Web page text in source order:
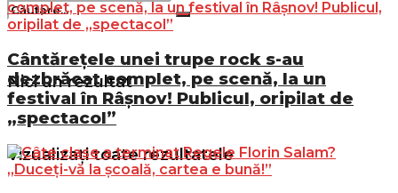
Nici un rezultat
Vizualizați toate rezultatele
Cântărețele unei trupe rock s-au
dezbrăcat complet, pe scenă, la un
festival în Râșnov! Publicul, oripilat de
„spectacol”